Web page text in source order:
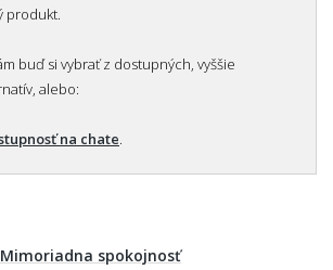
produkt.
buď si vybrať z dostupných, vyššie
alebo:
na chate
spokojnosť